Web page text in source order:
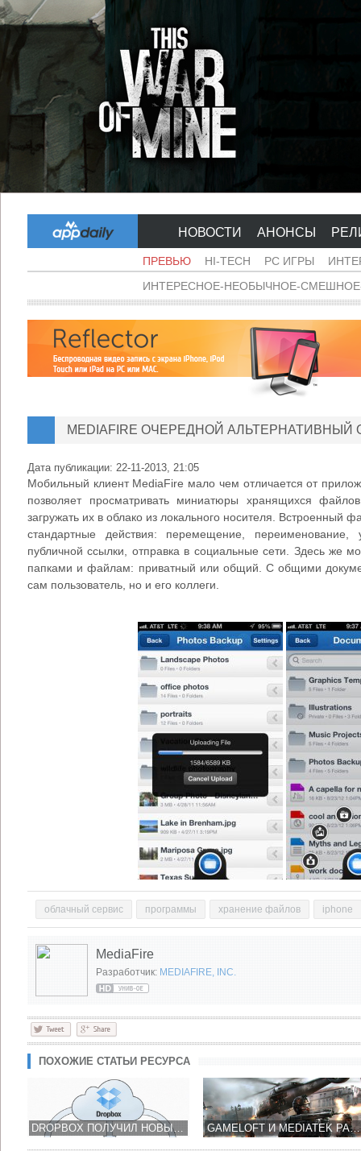
НОВОСТИ АНОНСЫ
ПРЕВЬЮ HI-TECH PC ИГРЫ
ИНТЕРЕСНОЕ-НЕОБЫЧНОЕ-
MEDIAFIRE ОЧЕРЕДНОЙ
Дата публикации: 22-11-2013, 21:05
Мобильный клиент MediaFire мало чем отличается от
позволяет просматривать миниатюры хранящихся
загружать их в облако из локального носителя. Встроенный
стандартные действия: перемещение, переименование,
публичной ссылки, отправка в социальные сети. Здесь же
папками и файлам: приватный или общий. С общими
сам пользователь, но и его коллеги.
облачный сервис программы хранение файлов iphone
MediaFire
Разработчик: MEDIAFIRE, INC.
ПОХОЖИЕ СТАТЬИ РЕСУРСА
DROPBOX ПОЛУЧИЛ НОВЫЙ ИНТЕРФЕЙС ПОД IOS 7.0 И ПОДДЕРЖКУ AIRDROP GAMELOFT И MEDIATEK РАБОТАЮТ НАД УЛУЧШЕНИЕМ ГРАФИКИ MODERN COMBAT 5